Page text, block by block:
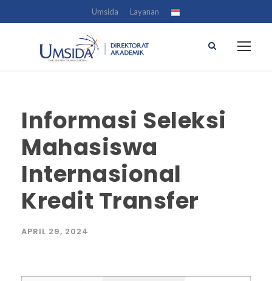
Umsida Layanan
Informasi Seleksi
Mahasiswa
Internasional
Kredit Transfer
APRIL 29, 2024